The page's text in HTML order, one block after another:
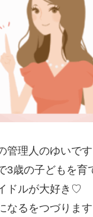
管理人のゆいで
3歳の子どもを育
ドルが大好き♡
なるをつづります